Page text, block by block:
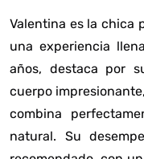
Valentina es la chica
una experiencia
años, destaca por
cuerpo
combina
natural. Su